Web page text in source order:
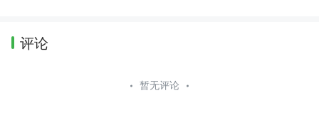
评论
暂无评论